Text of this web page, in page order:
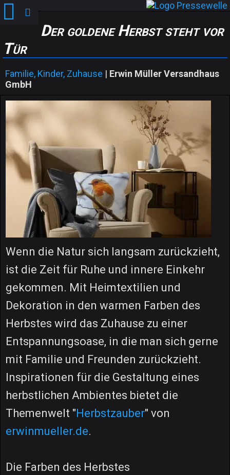
Der goldene Herbst steht vor
Tür
Familie, Kinder, Zuhause | Erwin Müller Versandhaus
GmbH
Wenn die Natur sich langsam zurückzieht,
ist die Zeit für Ruhe und innere Einkehr
gekommen. Mit Heimtextilien und
Dekoration in den warmen Farben des
Herbstes wird das Zuhause zu einer
Entspannungsoase, in die man sich gerne
mit Familie und Freunden zurückzieht.
Inspirationen für die Gestaltung eines
herbstlichen Ambientes bietet die
Themenwelt "Herbstzauber" von
erwinmueller.de.
Die Farben des Herbstes